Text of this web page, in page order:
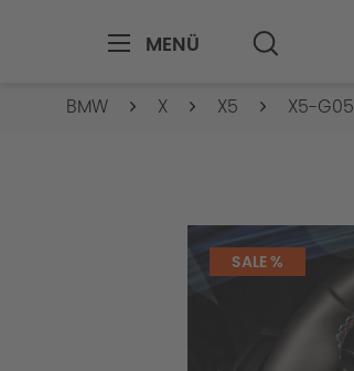
MENÜ
BMW X X5 X5-G05
SALE %